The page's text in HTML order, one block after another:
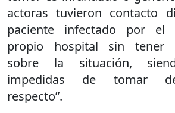
actoras tuvieron contacto
paciente infectado por el
propio hospital sin tener
sobre la situación,
impedidas de tomar
respecto”.